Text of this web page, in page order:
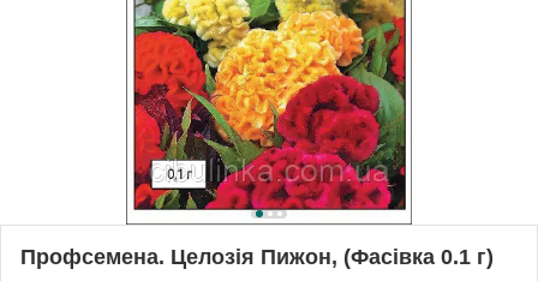
Профсемена. Целозія Пижон, (Фасівка 0.1 г)